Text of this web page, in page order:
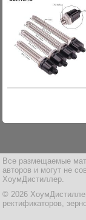
Все размещаемые
авторов и могут не
ХоумДистиллер.
© 2026
ректификаторов,